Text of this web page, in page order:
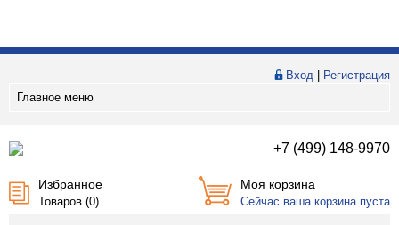
Вход
Регистрация
Главное меню
+7 (499) 148-9970
Избранное
Товаров (0)
Моя корзина
Сейчас ваша корзина пуста